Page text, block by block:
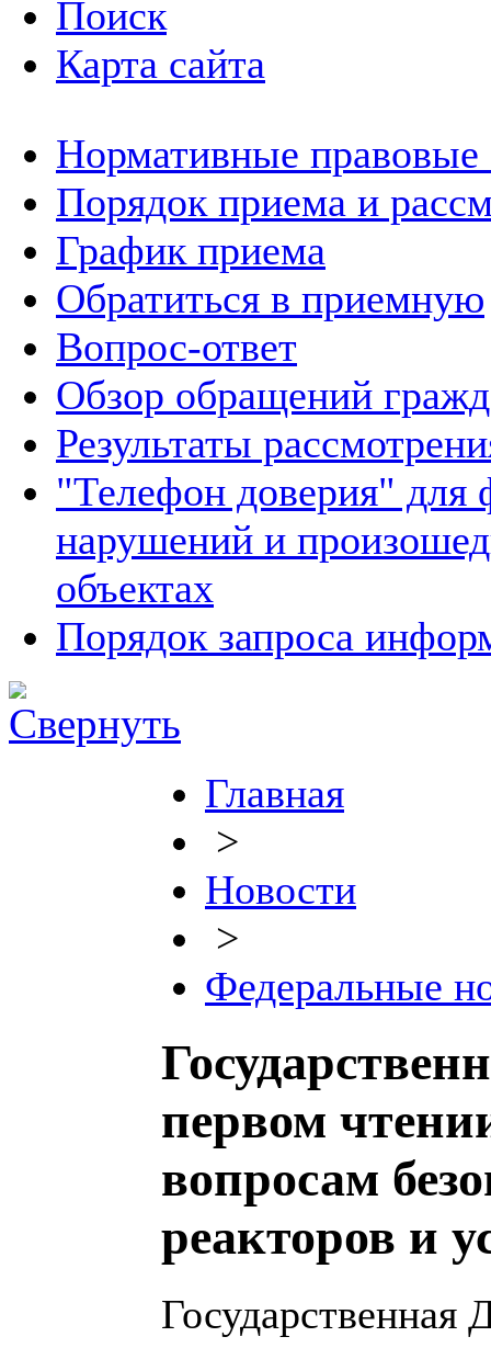
Поиск
Карта сайта
Нормативные правовые
Порядок приема и
График приема
Обратиться в приемную
Вопрос-ответ
Обзор обращений
Результаты
"Телефон доверия" для
нарушений и
объектах
Порядок запроса
Главная
>
Новости
>
Федеральные
первом
вопросам
реакторов и
Государственная